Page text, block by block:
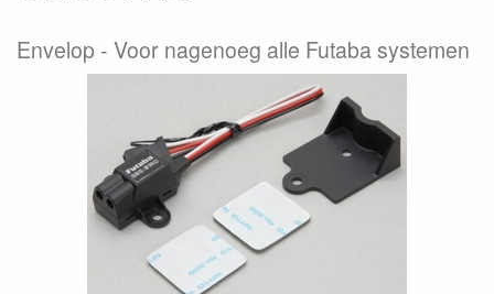
Envelop Voor nagenoeg alle Futaba systemen